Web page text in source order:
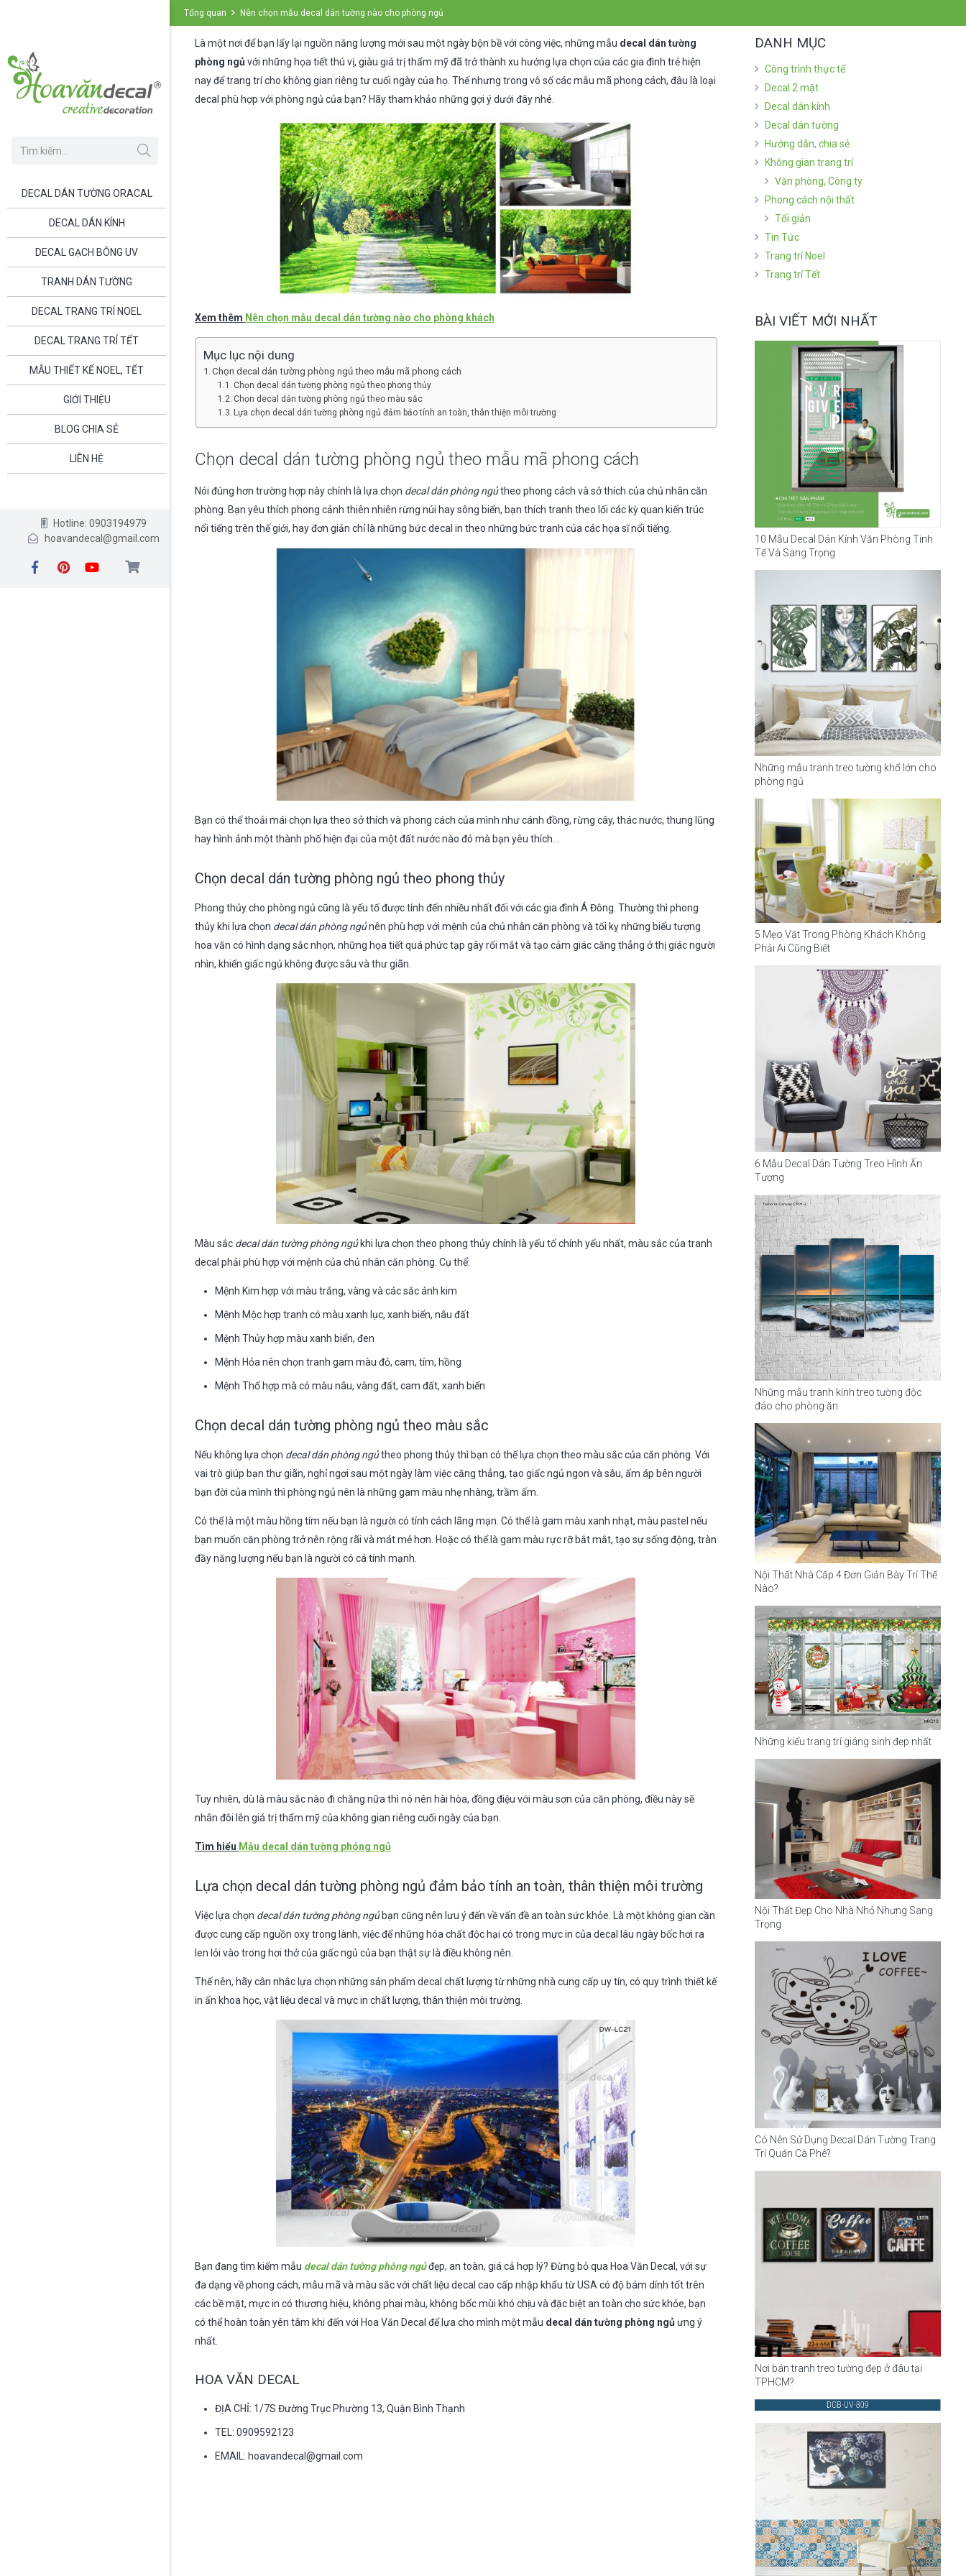
DECAL DÁN TƯỜNG ORACAL
DECAL DÁN KÍNH
DECAL GẠCH BÔNG UV
TRANH DÁN TƯỜNG
DECAL TRANG TRÍ NOEL
DECAL TRANG TRÍ TẾT
MẪU THIẾT KẾ NOEL, TẾT
GIỚI THIỆU
BLOG CHIA SẺ
LIÊN HỆ
Hotline: 0903194979
hoavandecal@gmail.com
Tổng quan Nên chọn mẫu decal dán tường nào cho phòng ngủ
Là một nơi để bạn lấy lại nguồn năng lượng mới sau một ngày bộn bề với công việc, những mẫu decal dán tường
phòng ngủ với những họa tiết thú vị, giàu giá trị thẩm mỹ đã trở thành xu hướng lựa chọn của các gia đình trẻ hiện
nay để trang trí cho không gian riêng tư cuối ngày của họ. Thế nhưng trong vô số các mẫu mã phong cách, đâu là loại
decal phù hợp với phòng ngủ của bạn? Hãy tham khảo những gợi ý dưới đây nhé.
Xem thêm Nên chọn mẫu decal dán tường nào cho phòng khách
Mục lục nội dung
Chọn decal dán tường phòng ngủ theo mẫu mã phong cách
Chọn decal dán tường phòng ngủ theo phong thủy
Chọn decal dán tường phòng ngủ theo màu sắc
Lựa chọn decal dán tường phòng ngủ đảm bảo tính an toàn, thân thiện môi trường
Chọn decal dán tường phòng ngủ theo mẫu mã phong cách
Nói đúng hơn trường hợp này chính là lựa chọn decal dán phòng ngủtheo phong cách và sở thích của chủ nhân căn
phòng. Bạn yêu thích phong cảnh thiên nhiên rừng núi hay sông biển, bạn thích tranh theo lối các kỳ quan kiến trúc
nổi tiếng trên thế giới, hay đơn giản chỉ là những bức decal in theo những bức tranh của các họa sĩ nổi tiếng.
Bạn có thể thoải mái chọn lựa theo sở thích và phong cách của mình như cánh đồng, rừng cây, thác nước, thung lũng
hay hình ảnh một thành phố hiện đại của một đất nước nào đó mà bạn yêu thích…
Chọn decal dán tường phòng ngủ theo phong thủy
Phong thủy cho phòng ngủ cũng là yếu tố được tính đến nhiều nhất đối với các gia đình Á Đông. Thường thì phong
thủy khi lựa chọn decal dán phòng ngủnên phù hợp với mệnh của chủ nhân căn phòng và tối kỵ những biểu tượng
hoa văn có hình dạng sắc nhọn, những họa tiết quá phức tạp gây rối mắt và tạo cảm giác căng thẳng ở thị giác người
nhìn, khiến giấc ngủ không được sâu và thư giãn.
Màu sắc decal dán tường phòng ngủkhi lựa chọn theo phong thủy chính là yếu tố chính yếu nhất, màu sắc của tranh
decal phải phù hợp với mệnh của chủ nhân căn phòng. Cụ thể:
Mệnh Kim hợp với màu trắng, vàng và các sắc ánh kim
Mệnh Mộc hợp tranh có màu xanh lục, xanh biển, nâu đất
Mệnh Thủy hợp màu xanh biển, đen
Mệnh Hỏa nên chọn tranh gam màu đỏ, cam, tím, hồng
Mệnh Thổ hợp mà có màu nâu, vàng đất, cam đất, xanh biển
Chọn decal dán tường phòng ngủ theo màu sắc
Nếu không lựa chọn decal dán phòng ngủtheo phong thủy thì bạn có thể lựa chọn theo màu sắc của căn phòng. Với
vai trò giúp bạn thư giãn, nghỉ ngơi sau một ngày làm việc căng thẳng, tạo giấc ngủ ngon và sâu, ấm áp bên người
bạn đời của mình thì phòng ngủ nên là những gam màu nhẹ nhàng, trầm ấm.
Có thể là một màu hồng tím nếu bạn là người có tính cách lãng mạn. Có thể là gam màu xanh nhạt, màu pastel nếu
bạn muốn căn phòng trở nên rộng rãi và mát mẻ hơn. Hoặc có thể là gam màu rực rỡ bắt mắt, tạo sự sống động, tràn
đầy năng lượng nếu bạn là người có cá tính mạnh.
Tuy nhiên, dù là màu sắc nào đi chăng nữa thì nó nên hài hòa, đồng điệu với màu sơn của căn phòng, điều này sẽ
nhân đôi lên giá trị thẩm mỹ của không gian riêng cuối ngày của bạn.
Tìm hiểu Mẫu decal dán tường phóng ngủ
Lựa chọn decal dán tường phòng ngủ đảm bảo tính an toàn, thân thiện môi trường
Việc lựa chọn decal dán tường phòng ngủbạn cũng nên lưu ý đến về vấn đề an toàn sức khỏe. Là một không gian cần
được cung cấp nguồn oxy trong lành, việc để những hóa chất độc hại có trong mực in của decal lâu ngày bốc hơi ra
len lỏi vào trong hơi thở của giấc ngủ của bạn thật sự là điều không nên.
Thế nên, hãy cân nhắc lựa chọn những sản phẩm decal chất lượng từ những nhà cung cấp uy tín, có quy trình thiết kế
in ấn khoa học, vật liệu decal và mực in chất lượng, thân thiện môi trường.
Bạn đang tìm kiếm mẫu decal dán tường phòng ngủđẹp, an toàn, giá cả hợp lý? Đừng bỏ qua Hoa Văn Decal, với sự
đa dạng về phong cách, mẫu mã và màu sắc với chất liệu decal cao cấp nhập khẩu từ USA có độ bám dính tốt trên
các bề mặt, mực in có thương hiệu, không phai màu, không bốc mùi khó chịu và đặc biệt an toàn cho sức khỏe, bạn
có thể hoàn toàn yên tâm khi đến với Hoa Văn Decal để lựa cho mình một mẫu decal dán tường phòng ngủ ưng ý
nhất.
HOA VĂN DECAL
ĐỊA CHỈ: 1/7S Đường Trục Phường 13, Quận Bình Thạnh
TEL: 0909592123
EMAIL: hoavandecal@gmail.com
DANH MỤC
Công trình thực tế
Decal 2 mặt
Decal dán kính
Decal dán tường
Hướng dẫn, chia sẻ
Không gian trang trí
Văn phòng, Công ty
Phong cách nội thất
Tối giản
Tin Tức
Trang trí Noel
Trang trí Tết
BÀI VIẾT MỚI NHẤT
10 Mẫu Decal Dán Kính Văn Phòng Tinh
Tế Và Sang Trọng
Những mẫu tranh treo tường khổ lớn cho
phòng ngủ
5 Mẹo Vặt Trong Phòng Khách Không
Phải Ai Cũng Biết
6 Mẫu Decal Dán Tường Treo Hình Ấn
Tượng
Những mẫu tranh kính treo tường độc
đáo cho phòng ăn
Nội Thất Nhà Cấp 4 Đơn Giản Bày Trí Thế
Nào?
Những kiểu trang trí giáng sinh đẹp nhất
Nội Thất Đẹp Cho Nhà Nhỏ Nhưng Sang
Trọng
Có Nên Sử Dụng Decal Dán Tường Trang
Trí Quán Cà Phê?
Nơi bán tranh treo tường đẹp ở đâu tại
TPHCM?